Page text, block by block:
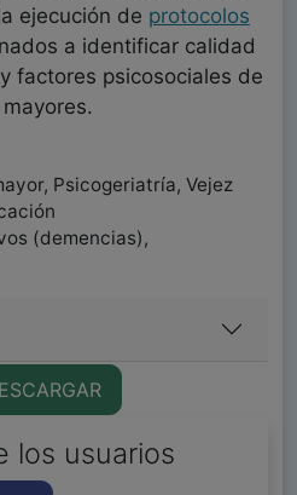
ejecución de protocolos
a identificar calidad
factores psicosociales de
Psicogeriatría, Vejez
(demencias),
los usuarios